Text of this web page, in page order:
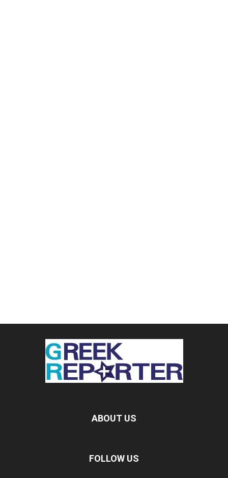
ABOUT US
FOLLOW US